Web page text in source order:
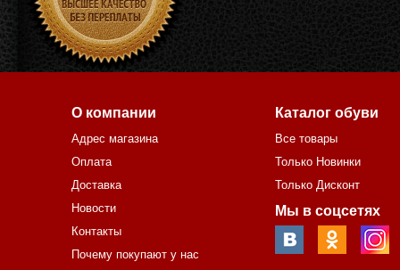
О компании
Адрес магазина
Оплата
Доставка
Новости
Контакты
Почему покупают у нас
Каталог обуви
Все товары
Только Новинки
Только Дисконт
Мы в соцсетях